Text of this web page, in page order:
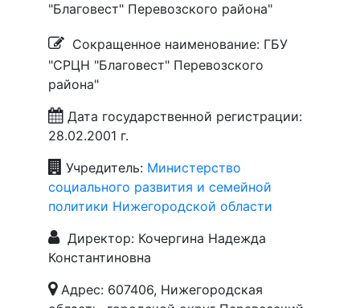
"Благовест" Перевозского района"
Сокращенное наименование: ГБУ
"СРЦН "Благовест" Перевозского
района"
Дата государственной регистрации:
28.02.2001 г.
Учредитель: Министерство
социального развития и семейной
политики Нижегородской области
Директор: Кочергина Надежда
Константиновна
Адрес: 607406, Нижегородская